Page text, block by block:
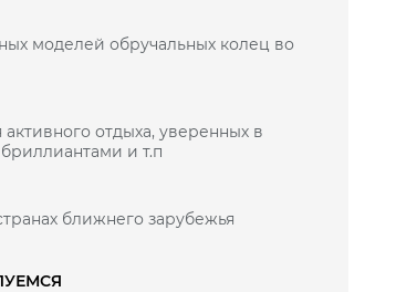
моделей обручальных колец во
отдыха, уверенных в
и т.п
ближнего зарубежья